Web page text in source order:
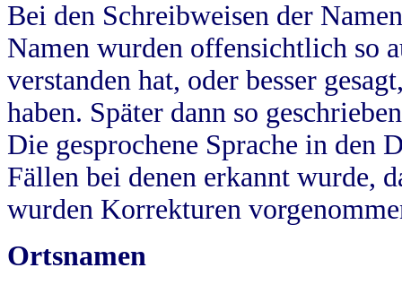
Bei den Schreibweisen der
Namen wurden offensichtlich so
verstanden hat, oder besser
haben. Später dann so
Die gesprochene Sprache in
Fällen bei denen erkannt wurde,
wurden Korrekturen
Ortsnamen